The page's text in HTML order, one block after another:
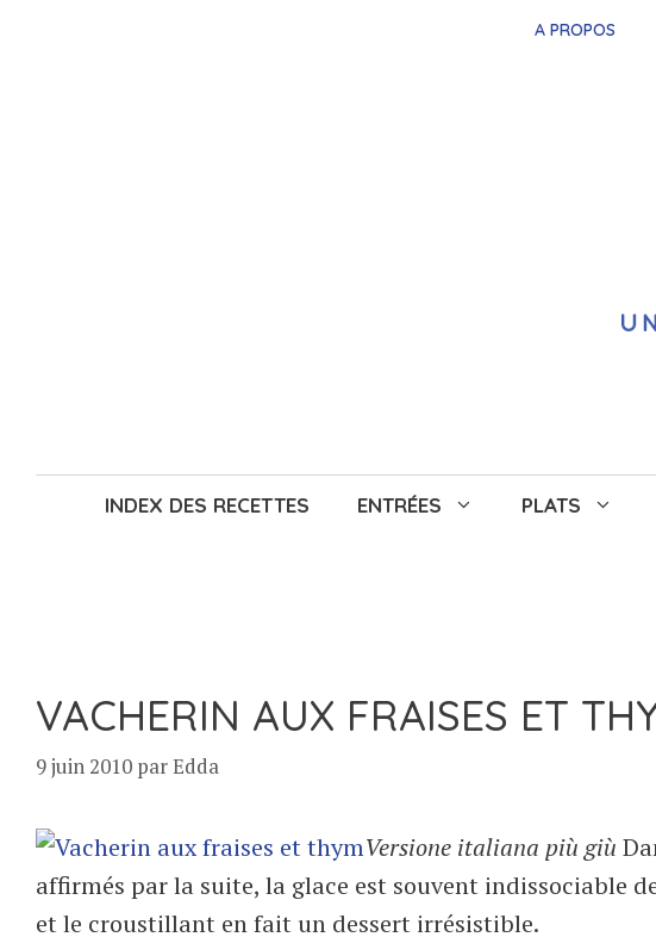
A PROPOS
INDEX DES RECETTES ENTRÉES PLATS
VACHERIN AUX FRAISES ET
9 juin 2010 parEdda
Versione italiana più giù
affirmés par la suite, la glace est souvent indissociable
et le croustillant en fait un dessert irrésistible.